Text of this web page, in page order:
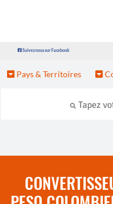
Suivez nous sur Facebook
Pays & Territoires